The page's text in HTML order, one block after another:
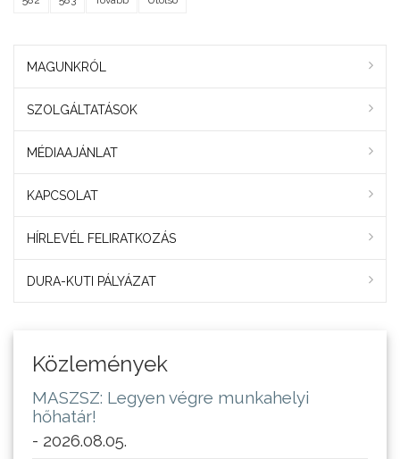
MAGUNKRÓL
SZOLGÁLTATÁSOK
MÉDIAAJÁNLAT
KAPCSOLAT
HÍRLEVÉL FELIRATKOZÁS
DURA-KUTI PÁLYÁZAT
Közlemények
MASZSZ: Legyen végre munkahelyi
hőhatár!
- 2026.08.05.